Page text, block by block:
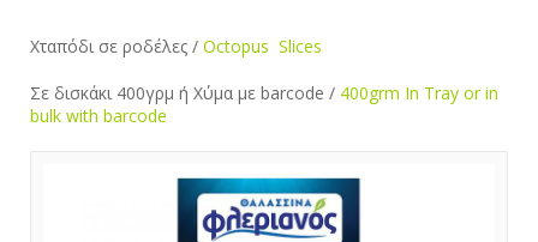
Χταπόδι σε ροδέλες / Octopus Slices
Σε δισκάκι 400γρμ ή Χύμα με barcode / 400grm Ιn Tray or in
bulk with barcode